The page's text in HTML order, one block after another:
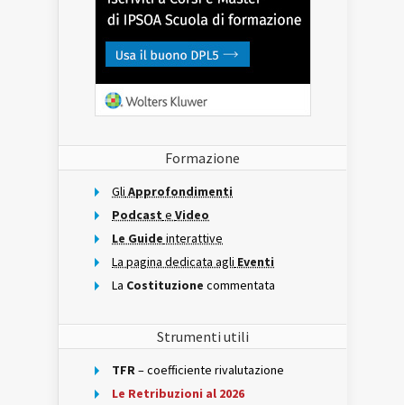
Formazione
Gli Approfondimenti
Podcast e Video
Le Guide interattive
La pagina dedicata agli Eventi
La Costituzione commentata
Strumenti utili
TFR– coefficiente rivalutazione
Le Retribuzioni al 2026